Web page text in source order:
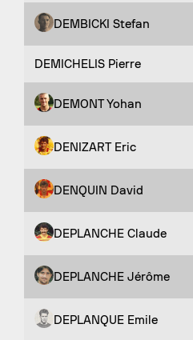
DEMBICKI Stefan
DEMICHELIS Pierre
DEMONT Yohan
DENIZART Eric
DENQUIN David
DEPLANCHE Claude
DEPLANCHE Jérôme
DEPLANQUE Emile